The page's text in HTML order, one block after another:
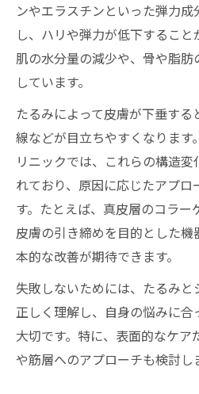
美容医療でシワとたるみ
顔のたるみに一番効
シワたるみ治療で注
専門医がすすめるシ
同時ケアが叶うシワ
シワとたるみのダウ
たるみ治療の選び方とコ
シワ治療のコスパ重
たるみ専門クリニッ
名医が語るシワたる
シワを抑えるための
口コミで選ぶシワた
ハイフ以外で注目される
シワに効くハイフ以
ンやエラスチンといった弾力
し、ハリや弾力が低下すること
肌の水分量の減少や、骨や脂
しています。
たるみによって皮膚が下垂す
線などが目立ちやすくなります
リニックでは、これらの構造
れており、原因に応じたアプロ
す。たとえば、真皮層のコラー
皮膚の引き締めを目的とした
本的な改善が期待できます。
失敗しないためには、たるみ
正しく理解し、自身の悩みに
大切です。特に、表面的なケア
や筋層へのアプローチも検討し